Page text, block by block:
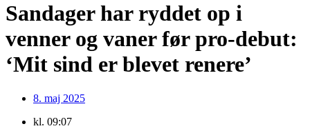
Sandager har ryddet op i
venner og vaner før pro-debut:
‘Mit sind er blevet renere’
8. maj 2025
kl. 09:07